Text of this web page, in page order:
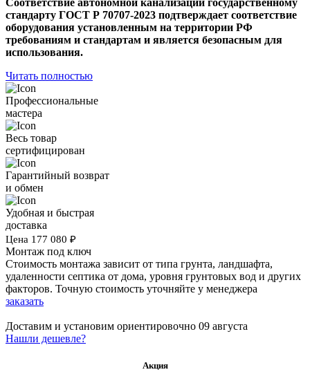
стандарту ГОСТ Р 70707-2023 подтверждает соответствие
оборудования установленным на территории РФ
требованиям и стандартам и является безопасным для
использования.
Читать полностью
Профессиональные
мастера
Весь товар
сертифицирован
Гарантийный возврат
и обмен
Удобная и быстрая
доставка
Цена 177 080 ₽
Монтаж под ключ
Стоимость монтажа зависит от типа грунта, ландшафта,
удаленности септика от дома, уровня грунтовых вод и других
факторов. Точную стоимость уточняйте у менеджера
заказать
Доставим и установим ориентировочно 09 августа
Нашли дешевле?
Акция